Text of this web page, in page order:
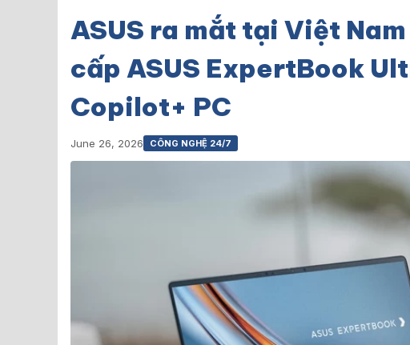
ASUS ra mắt tại Việt
cấp ASUS ExpertBook
Copilot+ PC
June 26, 2026 CÔNG NGHỆ 24/7